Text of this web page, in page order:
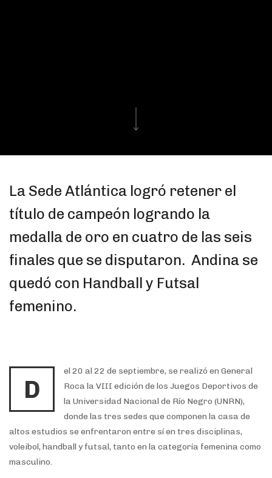
La Sede Atlántica logró retener el
título de campeón logrando la
medalla de oro en cuatro de las seis
finales que se disputaron. Andina se
quedó con Handball y Futsal
femenino.
D
el 20 al 22 de septiembre, se realizó en General
Roca la VIII edición de los Juegos Deportivos de
la Universidad Nacional de Río Negro (UNRN),
donde las tres sedes que componen la casa de
altos estudios se enfrentaron entre sí en tres disciplinas,
voleibol, handball y futsal, tanto en la categoría femenina como
masculino.